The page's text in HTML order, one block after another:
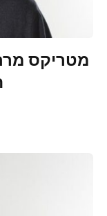
מטריקס